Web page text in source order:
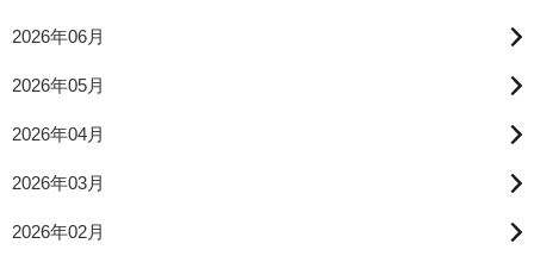
2026年06月
2026年05月
2026年04月
2026年03月
2026年02月